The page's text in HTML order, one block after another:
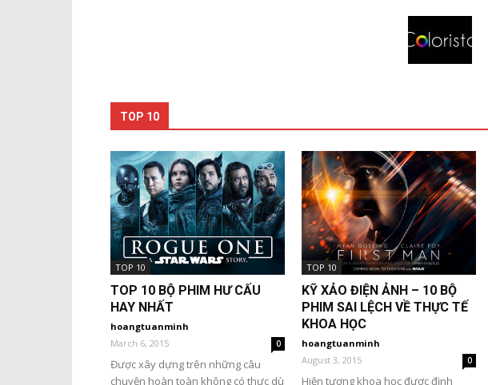
TOP 10
TOP 10
TOP 10 BỘ PHIM HƯ CẤU
HAY NHẤT
hoangtuanminh
March 6, 2015
0
Được xây dựng trên những câu
chuyện hoàn toàn không có thực dù
TOP 10
KỸ XẢO ĐIỆN ẢNH – 10 BỘ
PHIM SAI LỆCH VỀ THỰC TẾ
KHOA HỌC
hoangtuanminh
August 3, 2015
0
Hiện tượng khoa học được định